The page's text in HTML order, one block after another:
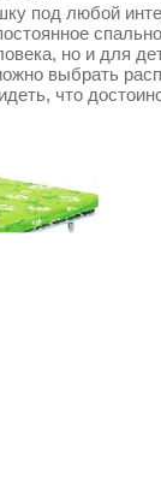
под любой
но и для
выбрать
что